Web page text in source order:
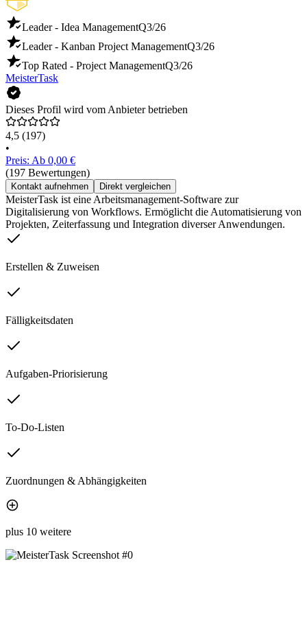
Leader - Idea ManagementQ3/26
Leader - Kanban Project ManagementQ3/26
Top Rated - Project ManagementQ3/26
MeisterTask
Dieses Profil wird vom Anbieter betrieben
4,5 (197)
•
Preis: Ab 0,00 €
(197 Bewertungen)
Kontakt aufnehmen Direkt vergleichen
MeisterTask ist eine Arbeitsmanagement-Software zur
Digitalisierung von Workflows. Ermöglicht die Automatisierung von
Projekten, Zeiterfassung und Integration diverser Anwendungen.
Erstellen & Zuweisen
Fälligkeitsdaten
Aufgaben-Priorisierung
To-Do-Listen
Zuordnungen & Abhängigkeiten
plus 10 weitere